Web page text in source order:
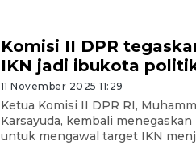
Komisi II DPR
IKN jadi ibukota
11 November 2025 11:29
Ketua Komisi II DPR RI,
Karsayuda, kembali
untuk mengawal target IKN